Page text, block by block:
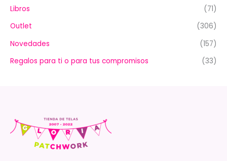
Libros
(71)
Outlet
(306)
Novedades
(157)
Regalos para ti o para tus compromisos
(33)